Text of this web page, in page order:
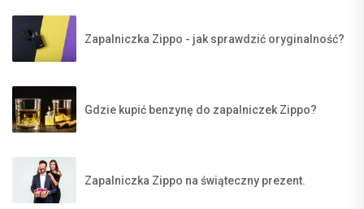
Zapalniczka Zippo - jak sprawdzić oryginalność?
Gdzie kupić benzynę do zapalniczek Zippo?
Zapalniczka Zippo na świąteczny prezent.